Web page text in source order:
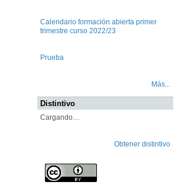
Calendario formación abierta primer
trimestre curso 2022/23
Prueba
Más...
Distintivo
Cargando…
Obtener distintivo